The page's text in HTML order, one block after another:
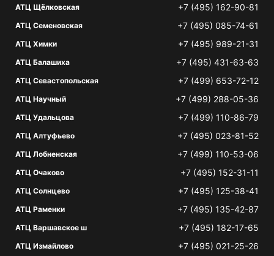
АТЦ Щёлковская +7 (495) 162-90-81
АТЦ Семеновская +7 (495) 085-74-61
АТЦ Химки +7 (495) 989-21-31
АТЦ Балашиха +7 (495) 431-63-63
АТЦ Севастопольская +7 (499) 653-72-12
АТЦ Научный +7 (499) 288-05-36
АТЦ Удальцова +7 (499) 110-86-79
АТЦ Алтуфьево +7 (495) 023-81-52
АТЦ Лобненская +7 (499) 110-53-06
АТЦ Очаково +7 (495) 152-31-11
АТЦ Солнцево +7 (495) 125-38-41
АТЦ Раменки +7 (495) 135-42-87
АТЦ Варшавское ш +7 (495) 182-17-65
АТЦ Измайлово +7 (495) 021-25-26